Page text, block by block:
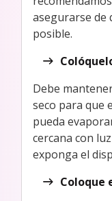
asegurarse de
posible.
Debe
seco para que
pueda
cercana con
exponga el
Coloque